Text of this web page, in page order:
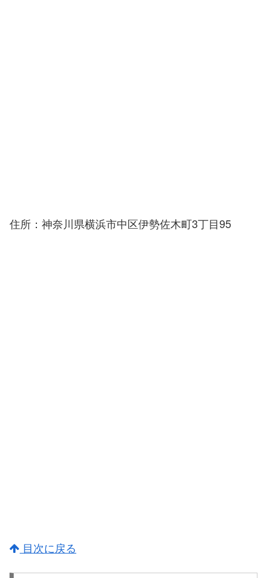
住所：神奈川県横浜市中区伊勢佐木町3丁目95
目次に戻る